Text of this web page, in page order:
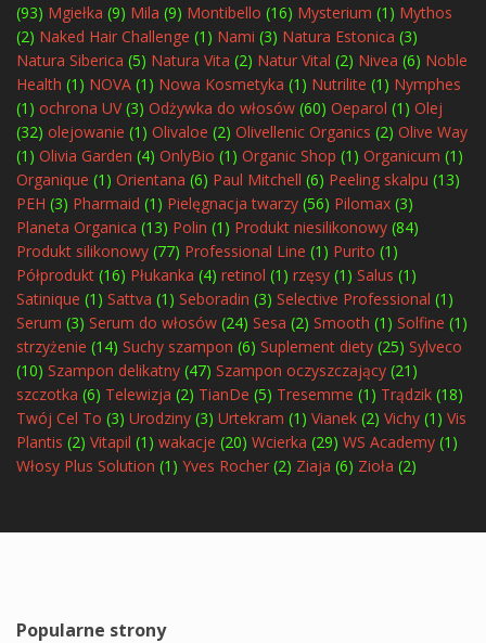
(93) Mgiełka (9) Mila (9) Montibello (16) Mysterium (1) Mythos
(2) Naked Hair Challenge (1) Nami (3) Natura Estonica (3)
Natura Siberica (5) Natura Vita (2) Natur Vital (2) Nivea (6) Noble
Health (1) NOVA (1) Nowa Kosmetyka (1) Nutrilite (1) Nymphes
(1) ochrona UV(3) Odżywka do włosów (60) Oeparol (1) Olej
(32) olejowanie (1) Olivaloe (2) Olivellenic Organics (2) Olive Way
(1) Olivia Garden (4) OnlyBio (1) Organic Shop (1) Organicum (1)
Organique (1) Orientana (6) Paul Mitchell (6) Peeling skalpu (13)
PEH (3) Pharmaid (1) Pielęgnacja twarzy (56) Pilomax (3)
Planeta Organica (13) Polin (1) Produkt niesilikonowy (84)
Produkt silikonowy (77) Professional Line (1) Purito (1)
Półprodukt (16) Płukanka (4) retinol (1) rzęsy (1) Salus (1)
Satinique (1) Sattva (1) Seboradin (3) Selective Professional (1)
Serum (3) Serum do włosów (24) Sesa (2) Smooth (1) Solfine (1)
strzyżenie (14) Suchy szampon (6) Suplement diety (25) Sylveco
(10) Szampon delikatny (47) Szampon oczyszczający (21)
szczotka (6) Telewizja (2) TianDe (5) Tresemme (1) Trądzik (18)
Twój Cel To (3) Urodziny (3) Urtekram (1) Vianek (2) Vichy (1) Vis
Plantis (2) Vitapil (1) wakacje (20) Wcierka (29) WS Academy (1)
Włosy Plus Solution (1) Yves Rocher (2) Ziaja (6) Zioła (2)
Popularne strony